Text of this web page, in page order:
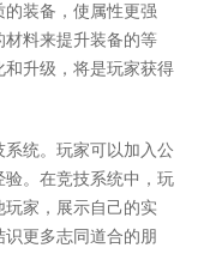
装备，使属性更强
材料来提升装备的等
升级，将是玩家获得
统。玩家可以加入公
。在竞技系统中，玩
家，展示自己的实
更多志同道合的朋